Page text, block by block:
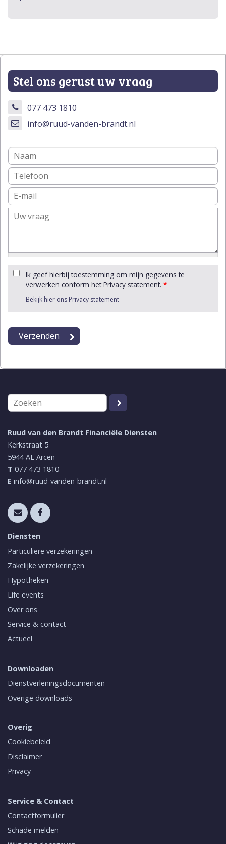
Stel ons gerust uw vraag
077 473 1810
info@ruud-vanden-brandt.nl
Ik geef hierbij toestemming om mijn gegevens te
verwerken conform het Privacy statement. *
Bekijk hier ons Privacy statement
Ruud van den Brandt Financiële Diensten
Kerkstraat 5
5944 AL Arcen
T 077 473 1810
E info@ruud-vanden-brandt.nl
Diensten
Particuliere verzekeringen
Zakelijke verzekeringen
Hypotheken
Life events
Over ons
Service & contact
Actueel
Downloaden
Dienstverleningsdocumenten
Overige downloads
Overig
Cookiebeleid
Disclaimer
Privacy
Service & Contact
Contactformulier
Schade melden